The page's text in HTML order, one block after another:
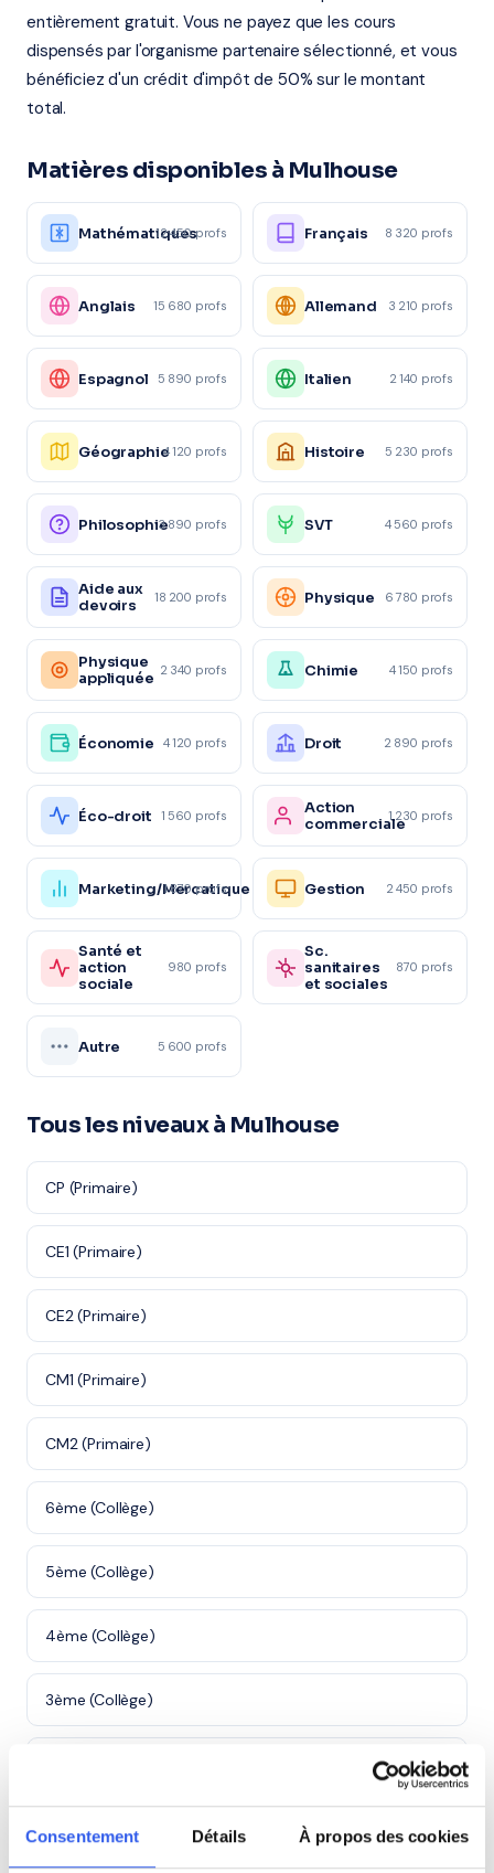
Consentement Détails À propos des cookies
entièrement gratuit. Vous ne payez que les cours
dispensés par l'organisme partenaire sélectionné, et vous
bénéficiez d'un crédit d'impôt de 50% sur le montant
total.
Matières disponibles à Mulhouse
Mathématiques
12 450 profs Français 8 320 profs
Anglais 15 680 profs Allemand 3 210 profs
Espagnol 5 890 profs Italien 2 140 profs
Géographie4 120 profs Histoire 5 230 profs
Philosophie3 890 profs SVT 4 560 profs
Aide aux
devoirs
18 200 profs Physique 6 780 profs
Physique
appliquée 2 340 profs Chimie 4 150 profs
Économie 4 120 profs Droit 2 890 profs
Éco-droit 1 560 profs
Action
commerciale1 230 profs
Marketing/Mercatique
1 870 profs Gestion 2 450 profs
Santé et
action
sociale
980 profs
Sc.
sanitaires
et sociales
870 profs
Autre 5 600 profs
Tous les niveaux à Mulhouse
CP (Primaire)
CE1 (Primaire)
CE2 (Primaire)
CM1 (Primaire)
CM2 (Primaire)
6ème (Collège)
5ème (Collège)
4ème (Collège)
3ème (Collège)
Première (Lycée)